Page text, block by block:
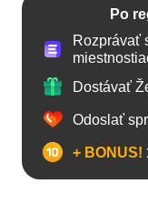
Po
Rozprávať
Dostávať
Odoslať
+ BONUS!